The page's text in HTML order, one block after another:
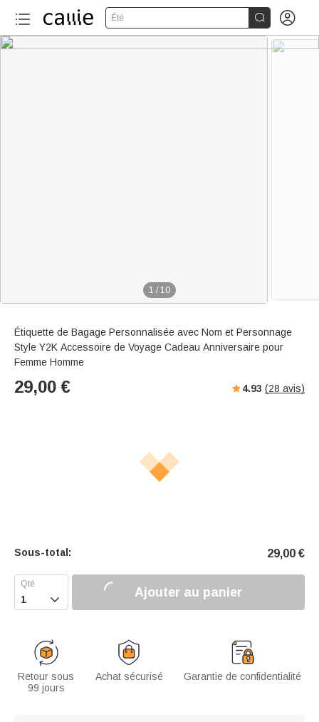
Été  
1 / 10
Étiquette de Bagage Personnalisée avec Nom et Personnage
Style Y2K Accessoire de Voyage Cadeau Anniversaire pour
Femme Homme
29,00 € 4.93 (28 avis)
Sous-total: 29,00 €
 Ajouter au panier
Retour sous
99 jours
Achat sécurisé Garantie de confidentialité